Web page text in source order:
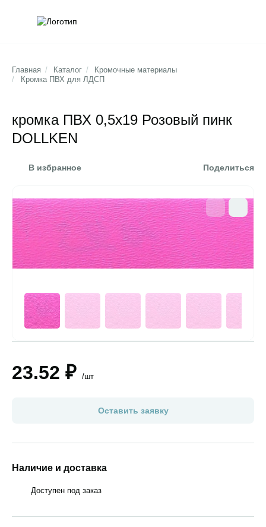
Главная / Каталог /
Кромочные материалы
/
Кромка ПВХ для ЛДСП
кромка ПВХ 0,5х19 Розовый пинк
DOLLKEN
В избранное Поделиться
23.52 ₽ /шт
Оставить заявку
Наличие и доставка
Доступен под заказ